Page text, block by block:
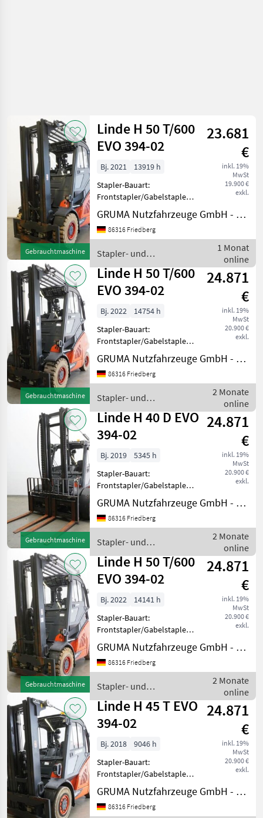
Gebrauchtmaschine
Linde H 50 T/600
EVO 394-02
23.681
€
inkl. 19%
MwSt
19.900 €
exkl.
Bj. 2021
13919 h
Stapler-Bauart:
Frontstapler/Gabelstapler -
Fahrzeug:
Doppelzusatzhydraulik -
Mast:
Gabelträger - Vollkabine -
Getränkeausführung -
Heizung &
GRUMA Nutzfahrzeuge GmbH - Staplertechnik
86316 Friedberg
Stapler- und
Lagertechnik / Linde
1 Monat
online
Gebrauchtmaschine
Linde H 50 T/600
EVO 394-02
24.871
€
inkl. 19%
MwSt
20.900 €
exkl.
Bj. 2022
14754 h
Stapler-Bauart:
Frontstapler/Gabelstapler -
Fahrzeug:
Doppelzusatzhydraulik -
Mast:
Gabelträger - Vollkabine -
Getränkeausführung -
Heizung &
GRUMA Nutzfahrzeuge GmbH - Staplertechnik
86316 Friedberg
Stapler- und
Lagertechnik / Linde
2 Monate
online
Gebrauchtmaschine
Linde H 40 D EVO
394-02
24.871
€
inkl. 19%
MwSt
20.900 €
exkl.
Bj. 2019
5345 h
Stapler-Bauart:
Frontstapler/Gabelstapler -
Fahrzeug:
Doppelzusatzhydraulik -
Mast:
Gabelträger -
Doppelseitenschieber KAUP
4.5T253BLQ, Breit
GRUMA Nutzfahrzeuge GmbH - Staplertechnik
86316 Friedberg
Stapler- und
Lagertechnik / Linde
2 Monate
online
Gebrauchtmaschine
Linde H 50 T/600
EVO 394-02
24.871
€
inkl. 19%
MwSt
20.900 €
exkl.
Bj. 2022
14141 h
Stapler-Bauart:
Frontstapler/Gabelstapler -
Fahrzeug:
Doppelzusatzhydraulik -
Mast:
Gabelträger - Vollkabine -
Getränkeausführung -
Heizung &
GRUMA Nutzfahrzeuge GmbH - Staplertechnik
86316 Friedberg
Stapler- und
Lagertechnik / Linde
2 Monate
online
Linde H 45 T EVO
394-02
24.871
€
inkl. 19%
MwSt
20.900 €
exkl.
Bj. 2018
9046 h
Stapler-Bauart:
Frontstapler/Gabelstapler -
Fahrzeug:
Doppelzusatzhydraulik -
Mast:
GRUMA Nutzfahrzeuge GmbH - Staplertechnik
86316 Friedberg